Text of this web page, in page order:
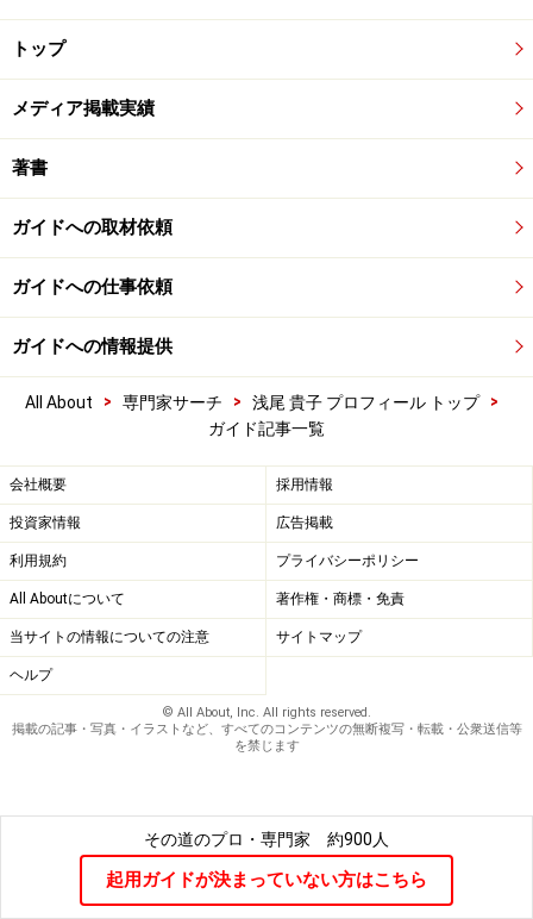
トップ
メディア掲載実績
著書
ガイドへの取材依頼
ガイドへの仕事依頼
ガイドへの情報提供
All About > 専門家サーチ > 浅尾 貴子 プロフィール トップ
>
ガイド記事一覧
会社概要 採用情報
投資家情報 広告掲載
利用規約 プライバシーポリシー
All Aboutについて 著作権・商標・免責
当サイトの情報についての注意 サイトマップ
ヘルプ
© All About, Inc. All rights reserved.
掲載の記事・写真・イラストなど、すべてのコンテンツの無断複写・転載・公衆送信等
を禁じます
その道のプロ・専門家 約900人
起用ガイドが決まっていない方はこちら